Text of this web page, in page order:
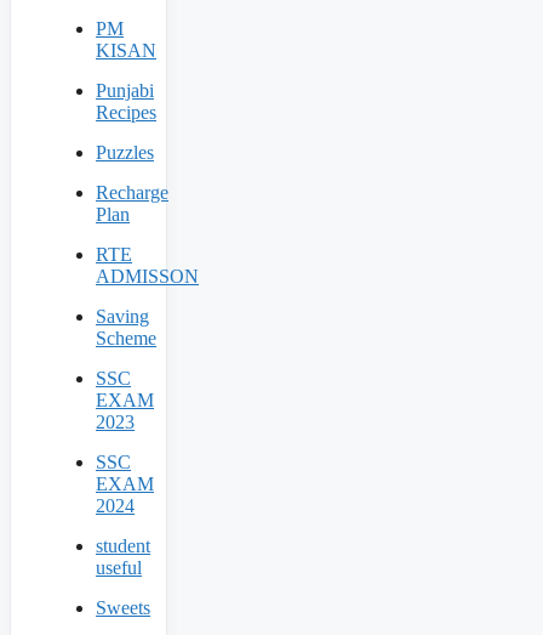
PM
KISAN
Punjabi
Recipes
Puzzles
Recharge
Plan
RTE
ADMISSON
Saving
Scheme
SSC
EXAM
2023
SSC
EXAM
2024
student
useful
Sweets